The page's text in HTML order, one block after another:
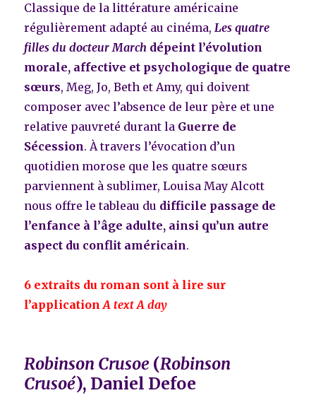
Classique de la littérature américaine
régulièrement adapté au cinéma,Les quatre
filles du docteur March dépeint l’évolution
morale, affective et psychologique de quatre
sœurs, Meg, Jo, Beth et Amy, qui doivent
composer avec l’absence de leur père et une
relative pauvreté durant la Guerre de
Sécession. À travers l’évocation d’un
quotidien morose que les quatre sœurs
parviennent à sublimer, Louisa May Alcott
nous offre le tableau du difficile passage de
l’enfance à l’âge adulte, ainsi qu’un autre
aspect du conflit américain.
6 extraits du roman sont à lire sur
l’applicationA text A day
Robinson Crusoe (Robinson
Crusoé), Daniel Defoe